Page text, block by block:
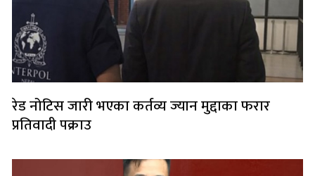
रेड नोटिस जारी भएका कर्तव्य ज्यान मुद्दाका फरार
प्रतिवादी पक्राउ